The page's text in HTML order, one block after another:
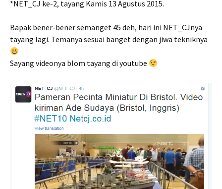
*NET_CJ ke-2, tayang Kamis 13 Agustus 2015.
Bapak bener-bener semanget 45 deh, hari ini NET_CJnya
tayang lagi. Temanya sesuai banget dengan jiwa tekniknya
Sayang videonya blom tayang di youtube